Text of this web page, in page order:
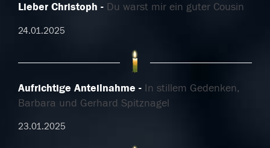
Lieber Christoph Du warst mir ein guter Cousin
24.01.2025
Aufrichtige Anteilnahme
In stillem Gedenken,
Barbara und Gerhard Spitznagel
23.01.2025